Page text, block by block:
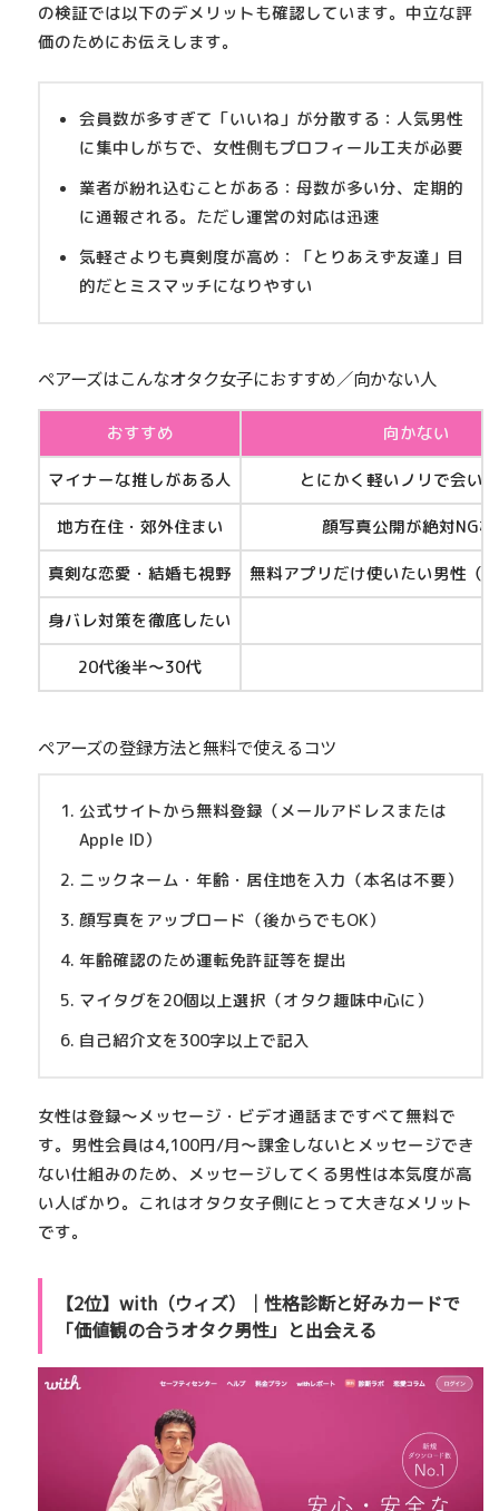
の検証では以下のデメリットも確認しています。中立な評
価のためにお伝えします。
会員数が多すぎて「いいね」が分散する ：人気男性
に集中しがちで、女性側もプロフィール工夫が必要
業者が紛れ込むことがある ：母数が多い分、定期的
に通報される。ただし運営の対応は迅速
気軽さよりも真剣度が高め ：「とりあえず友達」目
的だとミスマッチになりやすい
ペアーズはこんなオタク女子におすすめ／向かない人
おすすめ
向かない
マイナーな推しがある人
とにかく軽いノリで会い
地方在住・郊外住まい
顔写真公開が絶対NG
真剣な恋愛・結婚も視野
無料アプリだけ使いたい男性（
身バレ対策を徹底したい
20代後半〜30代
ペアーズの登録方法と無料で使えるコツ
公式サイトから無料登録（メールアドレスまたは
Apple ID）
ニックネーム・年齢・居住地を入力（本名は不要）
顔写真をアップロード（後からでもOK）
年齢確認のため運転免許証等を提出
マイタグを20個以上選択（オタク趣味中心に）
自己紹介文を300字以上で記入
女性は登録〜メッセージ・ビデオ通話まですべて無料で
す。男性会員は4,100円/月〜課金しないとメッセージでき
ない仕組みのため、メッセージしてくる男性は本気度が高
い人ばかり。これはオタク女子側にとって大きなメリット
です。
【2位】with（ウィズ）｜性格診断と好みカードで
「価値観の合うオタク男性」と出会える